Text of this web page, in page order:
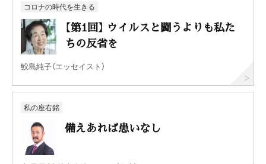
コロナの時代を生きる
【第1回】 ウイルスと闘うよりも私た
ちの反省を
鮫島純子（エッセイスト）
私の座右銘
備えあれば患いなし